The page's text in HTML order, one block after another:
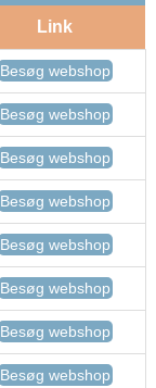
Link
Besøg webshop
Besøg webshop
Besøg webshop
Besøg webshop
Besøg webshop
Besøg webshop
Besøg webshop
Besøg webshop